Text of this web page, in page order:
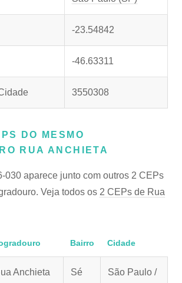
-23.54842
-46.63311
3550308
DO MESMO
RUA ANCHIETA
030 aparece junto com outros 2 CEPs
Veja todos os 2 CEPs de Rua
Bairro Cidade
Anchieta Sé
São Paulo /